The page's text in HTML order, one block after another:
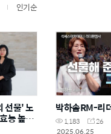
인기순
선물' 노
능 높였
박하솜RM-리
1,183 26
2025.06.25